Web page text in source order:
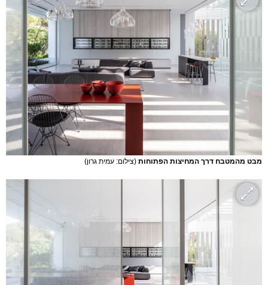
מבט מהמטבח דרך המחיצות הפתוחות (צילום: עמית גרון)